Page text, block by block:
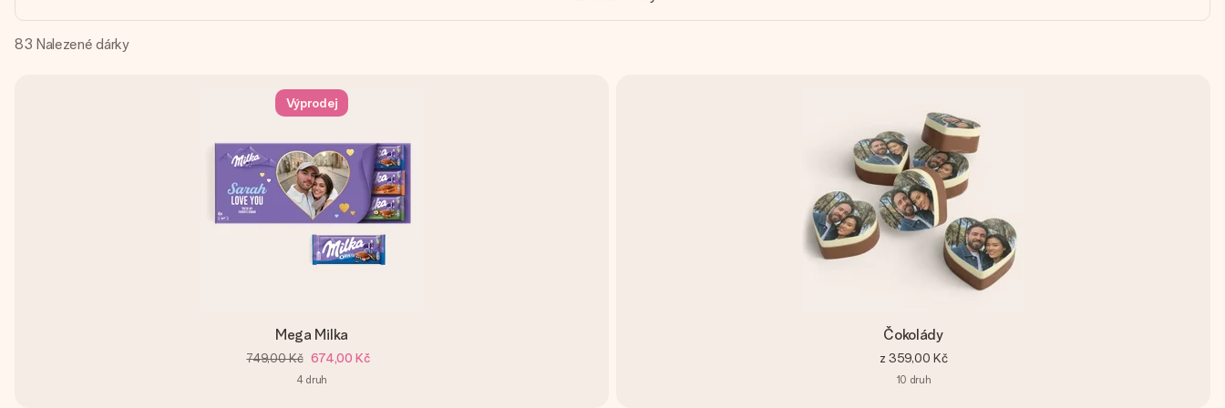
83 Nalezené dárky
Výprodej
Mega Milka
749,00 Kč 674,00 Kč
4 druh
Čokolády
z 359,00 Kč
10 druh